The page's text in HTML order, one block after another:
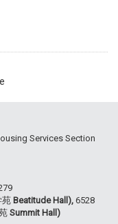
Services Section
苑 Beatitude Hall), 6528
Summit Hall)